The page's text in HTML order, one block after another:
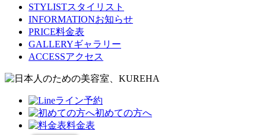
STYLISTスタイリスト
INFORMATIONお知らせ
PRICE料金表
GALLERYギャラリー
ACCESSアクセス
ライン予約
初めての方へ
料金表